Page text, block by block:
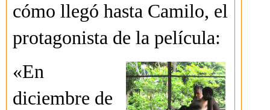
cómo llegó hasta Camilo, el
protagonista de la película:
«En
diciembre de